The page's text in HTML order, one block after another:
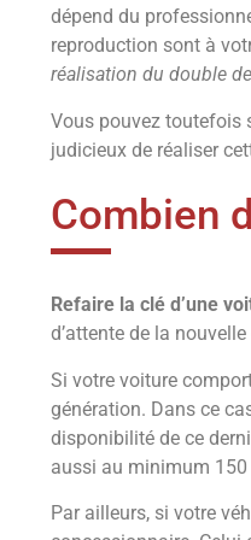
dépend du
reproduction sont à
réalisation du double
Vous pouvez toutefois
judicieux de réaliser
Combien
Refaire la clé d’une
d’attente de la
Si votre voiture
génération. Dans ce
disponibilité de ce
aussi au minimum 150
Par ailleurs, si votre